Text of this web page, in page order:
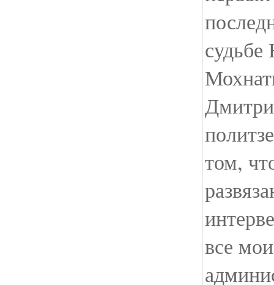
судьбе
том,
все